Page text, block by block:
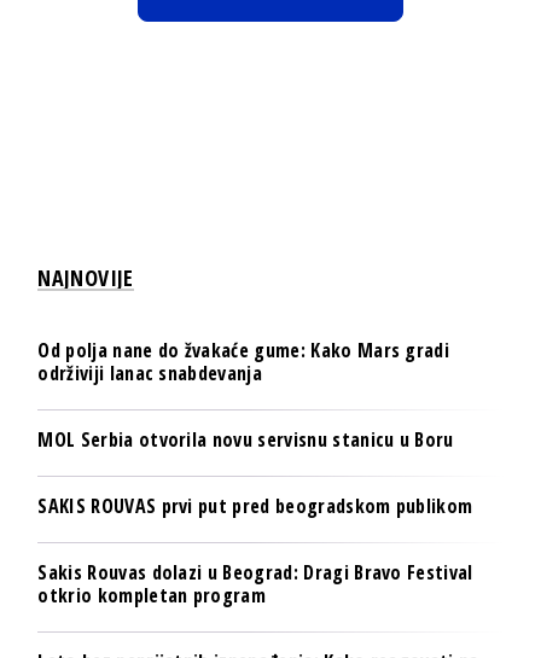
NAJNOVIJE
Od polja nane do žvakaće gume: Kako Mars gradi
održiviji lanac snabdevanja
MOL Serbia otvorila novu servisnu stanicu u Boru
SAKIS ROUVAS prvi put pred beogradskom publikom
Sakis Rouvas dolazi u Beograd: Dragi Bravo Festival
otkrio kompletan program